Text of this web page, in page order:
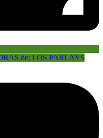
de: LOS PARLAYS